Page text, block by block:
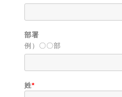
部署
例）〇〇部
姓*